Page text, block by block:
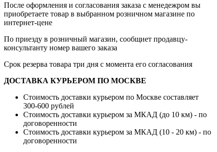
После оформления и согласования заказа с менедежром вы
приобретаете товар в выбранном розничном магазине по
интернет-цене
По приезду в розничный магазин, сообщиет продавцу-
консультанту номер вашего заказа
Срок резерва товара три дня с момента его согласования
ДОСТАВКА КУРЬЕРОМ ПО МОСКВЕ
Стоимость доставки курьером по Москве составляет
300-600 рублей
Стоимость доставки курьером за МКАД (до 10 км) - по
договоренности
Стоимость доставки курьером за МКАД (10 - 20 км) - по
договоренности